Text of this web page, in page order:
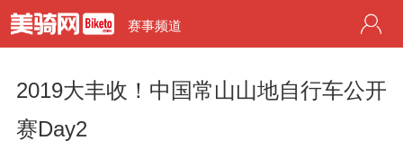
赛事频道
2019大丰收！中国常山山地自行车公开
赛Day2